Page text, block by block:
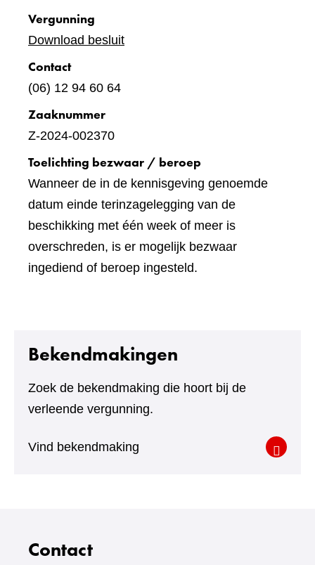
Vergunning
Download besluit
Contact
(06) 12 94 60 64
Zaaknummer
Z-2024-002370
Toelichting bezwaar / beroep
Wanneer de in de kennisgeving genoemde
datum einde terinzagelegging van de
beschikking met één week of meer is
overschreden, is er mogelijk bezwaar
ingediend of beroep ingesteld.
Bekendmakingen
Zoek de bekendmaking die hoort bij de
verleende vergunning.
Vind bekendmaking
Contact